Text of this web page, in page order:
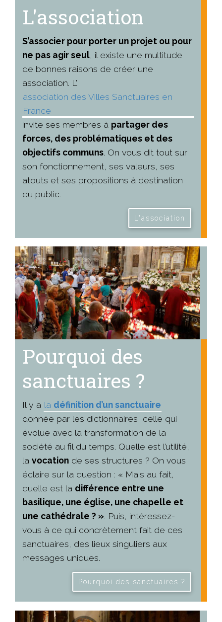
L'association
S’associer pour porter un projet ou pour
ne pas agir seul, il existe une multitude
de bonnes raisons de créer une
association. L’
association des Villes Sanctuaires en
France
invite ses membres à partager des
forces, des problématiques et des
objectifs communs. On vous dit tout sur
son fonctionnement, ses valeurs, ses
atouts et ses propositions à destination
du public.
L'association
Pourquoi des
sanctuaires ?
Il y a la définition d’un sanctuaire
donnée par les dictionnaires, celle qui
évolue avec la transformation de la
société au fil du temps. Quelle est l’utilité,
la vocation de ses structures ? On vous
éclaire sur la question : « Mais au fait,
quelle est la différence entre une
basilique, une église, une chapelle et
une cathédrale ? ». Puis, intéressez-
vous à ce qui concrètement fait de ces
sanctuaires, des lieux singuliers aux
messages uniques.
Pourquoi des sanctuaires ?